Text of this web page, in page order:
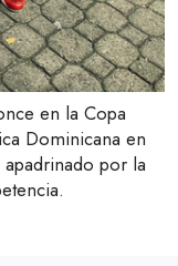
en la Copa
Dominicana en
por la